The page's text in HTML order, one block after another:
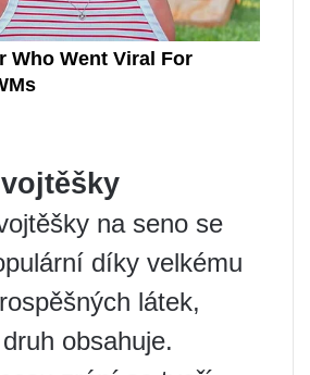
na seno se
díky velkému
látek,
obsahuje.